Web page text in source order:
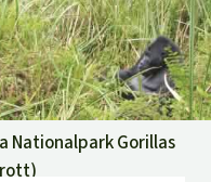
Nationalpark Gorillas
)